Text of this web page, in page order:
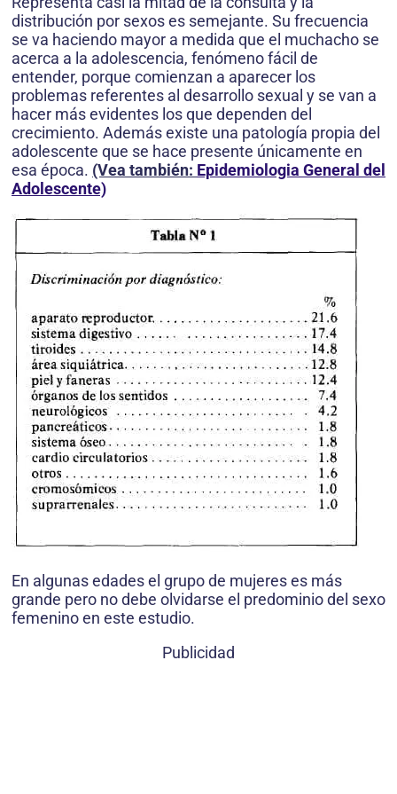
distribución por sexos es semejante. Su frecuencia
se va haciendo mayor a medida que el muchacho se
acerca a la adolescencia, fenómeno fácil de
entender, porque comienzan a aparecer los
problemas referentes al desarrollo sexual y se van a
hacer más evidentes los que dependen del
crecimiento. Además existe una patología propia del
adolescente que se hace presente únicamente en
esa época. (Vea también: Epidemiologia General del
Adolescente)
En algunas edades el grupo de mujeres es más
grande pero no debe olvidarse el predominio del sexo
femenino en este estudio.
Publicidad